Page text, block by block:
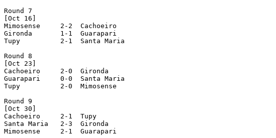
Round 7
[Oct 16]
Mimosense     2-2  Cachoeiro
Gironda       1-1  Guarapari
Tupy          2-1  Santa Maria
Round 8
[Oct 23]
Cachoeiro     2-0  Gironda
Guarapari     0-0  Santa Maria
Tupy          2-0  Mimosense
Round 9
[Oct 30]
Cachoeiro     2-1  Tupy
Santa Maria   2-3  Gironda
Mimosense     2-1  Guarapari